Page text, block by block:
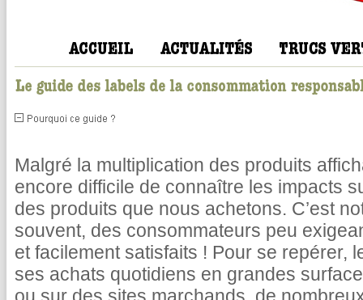
Malgré la multiplication des produits
encore difficile de connaître les impacts
des produits que nous achetons. C’est
souvent, des consommateurs peu
et facilement satisfaits ! Pour se repérer,
ses achats quotidiens en grandes